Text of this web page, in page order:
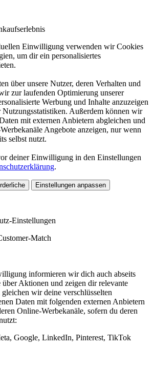
Einwilligung verwenden wir Cookies
um dir ein personalisiertes
über unsere Nutzer, deren Verhalten und
zur laufenden Optimierung unserer
Werbung und Inhalte anzuzeigen
Außerdem können wir
mit externen Anbietern abgleichen und
Angebote anzeigen, nur wenn
selbst nutzt.
deiner Einwilligung in den Einstellungen
.
Einstellungen anpassen
Einstellungen
Match
informieren wir dich auch abseits
über Aktionen und zeigen dir relevante
wir deine verschlüsselten
Daten mit folgenden externen Anbietern
Online-Werbekanäle, sofern du deren
Google, LinkedIn, Pinterest, TikTok